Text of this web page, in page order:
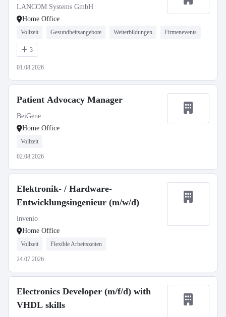
LANCOM Systems GmbH
Home Office
Vollzeit Gesundheitsangebote Weiterbildungen Firmenevents
3
01.08.2026
Patient Advocacy Manager
BeiGene
Home Office
Vollzeit
02.08.2026
Elektronik- / Hardware-
Entwicklungsingenieur (m/w/d)
invenio
Home Office
Vollzeit Flexible Arbeitszeiten
24.07.2026
Electronics Developer (m/f/d) with
VHDL skills